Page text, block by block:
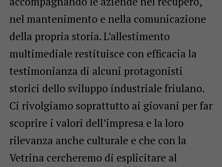
nel mantenimento e nella comunicazione
della propria storia. L’allestimento
multimediale restituisce con efficacia la
testimonianza di alcuni protagonisti
storici dello sviluppo industriale friulano.
Ci rivolgiamo soprattutto ai giovani per far
scoprire i valori dell’impresa e la loro
rilevanza anche culturale e che con la
Vetrina cercheremo di esplicitare al